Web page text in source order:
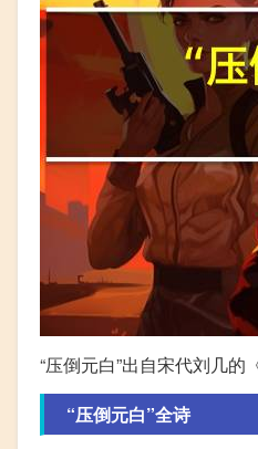
“压倒元白”出自宋代刘几的
“压倒元白”全诗